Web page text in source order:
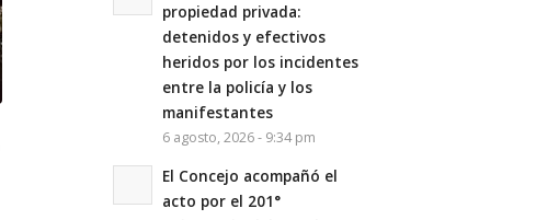
propiedad privada:
detenidos y efectivos
heridos por los incidentes
entre la policía y los
manifestantes
6 agosto, 2026 - 9:34 pm
El Concejo acompañó el
acto por el 201°